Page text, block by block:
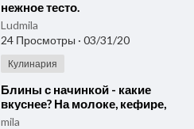
нежное тесто.
Ludmila
24 Просмотры · 03/31/20
Кулинария
⁣Блины с начинкой - какие
вкуснее? На молоке, кефире,
воде?
mila